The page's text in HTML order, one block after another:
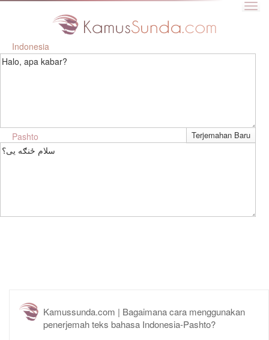
Indonesia
Halo, apa kabar?
Pashto
سلام ځنګه یی؟
Kamussunda.com | Bagaimana cara menggunakan
penerjemah teks bahasa Indonesia-Pashto?